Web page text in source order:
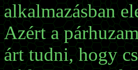
alkalmazásban
Azért a
árt tudni, hogy